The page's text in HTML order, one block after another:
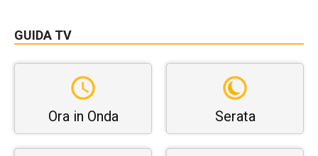
GUIDA TV
Ora in Onda Serata